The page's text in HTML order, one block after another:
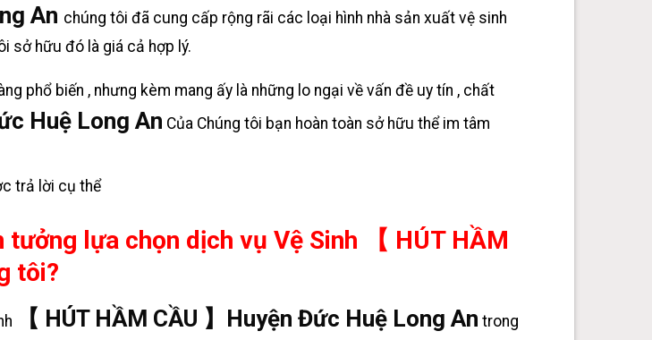
An chúng tôi đã cung cấp rộng rãi các loại hình nhà sản xuất vệ sinh
sở hữu đó là giá cả hợp lý.
phổ biến , nhưng kèm mang ấy là những lo ngại về vấn đề uy tín , chất
Huệ Long An Của Chúng tôi bạn hoàn toàn sở hữu thể im tâm
trả lời cụ thể
lựa chọn dịch vụ Vệ Sinh 【 HÚT HẦM
tôi?
【 HÚT HẦM CẦU 】Huyện Đức Huệ Long An trong